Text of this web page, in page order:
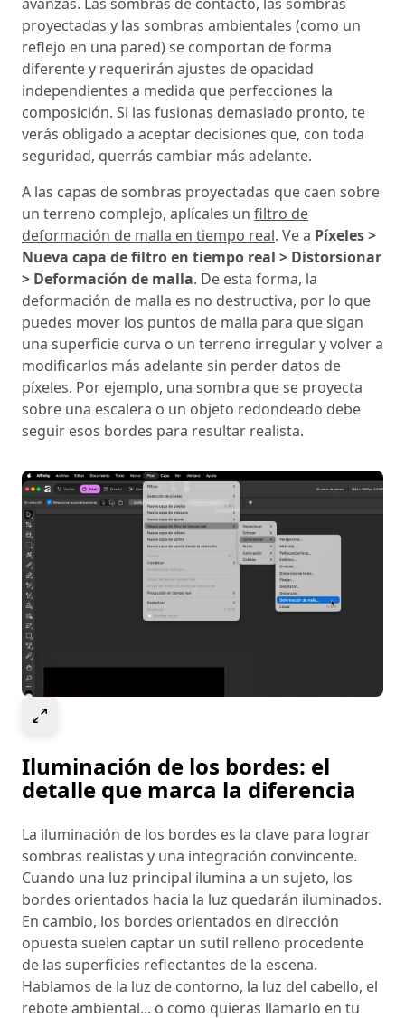
proyectadas y las sombras ambientales (como un
reflejo en una pared) se comportan de forma
diferente y requerirán ajustes de opacidad
independientes a medida que perfecciones la
composición. Si las fusionas demasiado pronto, te
verás obligado a aceptar decisiones que, con toda
seguridad, querrás cambiar más adelante.
A las capas de sombras proyectadas que caen sobre
un terreno complejo, aplícales un filtro de
deformación de malla en tiempo real. Ve a Píxeles >
Nueva capa de filtro en tiempo real > Distorsionar
> Deformación de malla. De esta forma, la
deformación de malla es no destructiva, por lo que
puedes mover los puntos de malla para que sigan
una superficie curva o un terreno irregular y volver a
modificarlos más adelante sin perder datos de
píxeles. Por ejemplo, una sombra que se proyecta
sobre una escalera o un objeto redondeado debe
seguir esos bordes para resultar realista.
Iluminación de los bordes: el
detalle que marca la diferencia
La iluminación de los bordes es la clave para lograr
sombras realistas y una integración convincente.
Cuando una luz principal ilumina a un sujeto, los
bordes orientados hacia la luz quedarán iluminados.
En cambio, los bordes orientados en dirección
opuesta suelen captar un sutil relleno procedente
de las superficies reflectantes de la escena.
Hablamos de la luz de contorno, la luz del cabello, el
rebote ambiental... o como quieras llamarlo en tu